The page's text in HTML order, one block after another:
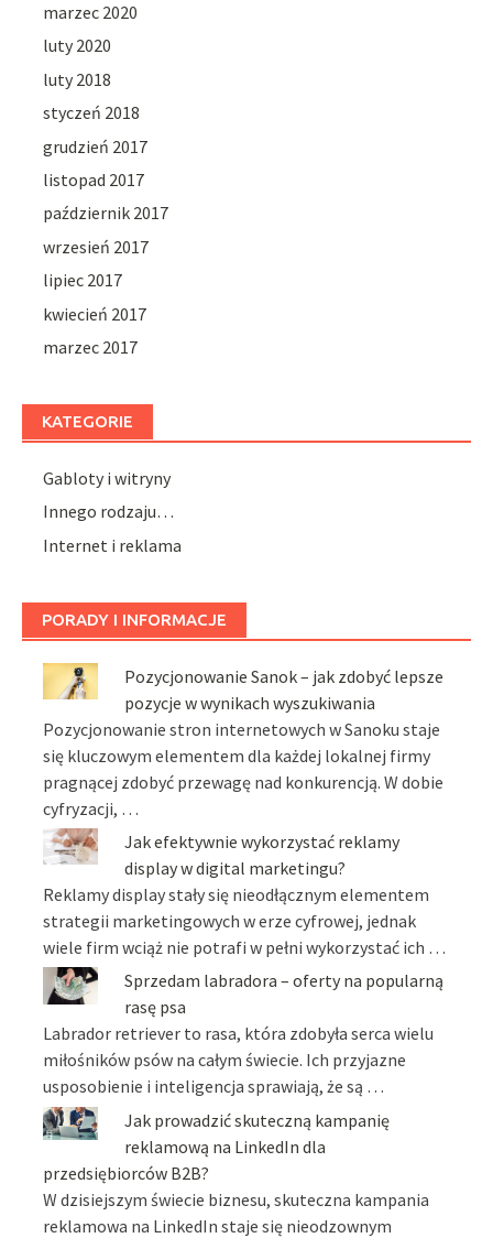
marzec 2020
luty 2020
luty 2018
styczeń 2018
grudzień 2017
listopad 2017
październik 2017
wrzesień 2017
lipiec 2017
kwiecień 2017
marzec 2017
KATEGORIE
Gabloty i witryny
Innego rodzaju…
Internet i reklama
PORADY I INFORMACJE
Pozycjonowanie Sanok – jak zdobyć lepsze
pozycje w wynikach wyszukiwania
Pozycjonowanie stron internetowych w Sanoku staje
się kluczowym elementem dla każdej lokalnej firmy
pragnącej zdobyć przewagę nad konkurencją. W dobie
cyfryzacji, …
Jak efektywnie wykorzystać reklamy
display w digital marketingu?
Reklamy display stały się nieodłącznym elementem
strategii marketingowych w erze cyfrowej, jednak
wiele firm wciąż nie potrafi w pełni wykorzystać ich …
Sprzedam labradora – oferty na popularną
rasę psa
Labrador retriever to rasa, która zdobyła serca wielu
miłośników psów na całym świecie. Ich przyjazne
usposobienie i inteligencja sprawiają, że są …
Jak prowadzić skuteczną kampanię
reklamową na LinkedIn dla
przedsiębiorców B2B?
W dzisiejszym świecie biznesu, skuteczna kampania
reklamowa na LinkedIn staje się nieodzownym